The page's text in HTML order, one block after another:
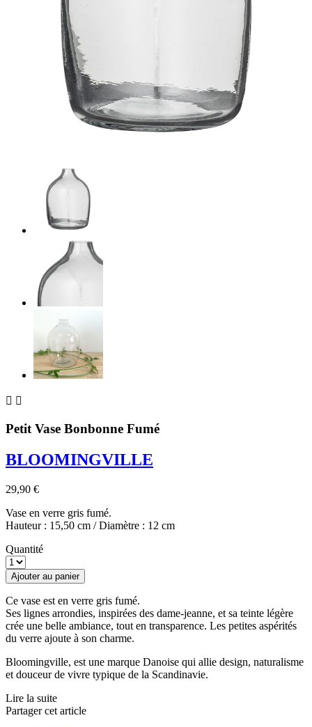
 
Petit Vase Bonbonne Fumé
BLOOMINGVILLE
29,90 €
Vase en verre gris fumé.
Hauteur : 15,50 cm / Diamètre : 12 cm
Quantité
Ajouter au panier
Ce vase est en verre gris fumé.
Ses lignes arrondies, inspirées des dame-jeanne, et sa teinte légère
crée une belle ambiance, tout en transparence. Les petites aspérités
du verre ajoute à son charme.
Bloomingville, est une marque Danoise qui allie design, naturalisme
et douceur de vivre typique de la Scandinavie.
Lire la suite
Partager cet article